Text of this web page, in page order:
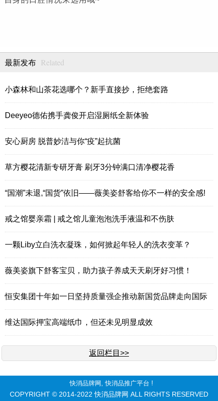
最新发布 Related
小森林和山茶花选哪个？新手直接抄，拒绝套路
Deeyeo德佑携手龚俊开启湿厕纸全新体验
安心厨房 脱普妙洁与你“疫”起抗菌
草方樱花清新专研牙膏 刷牙3分钟满口清净樱花香
“国潮”未退,“国货”依旧——薇美姿舒客给你不一样的安全感!
戒之馆婴亲霜 | 戒之馆儿童泡泡洗手液温和不伤肤
一颗Liby立白洗衣凝珠，如何掀起年轻人的洗衣变革？
薇美姿旗下舒客宝贝，助力孩子养成天天刷牙好习惯！
恒安集团十年如一日坚持质量强企推动新国货品牌走向国际
维达国际押宝高端纸巾，但还未见明显成效
返回栏目>>
快消品牌网 , 快消品推广平台 !
COPYRIGHT © 2014-2022 快消品牌网 ALL RIGHTS RESERVED